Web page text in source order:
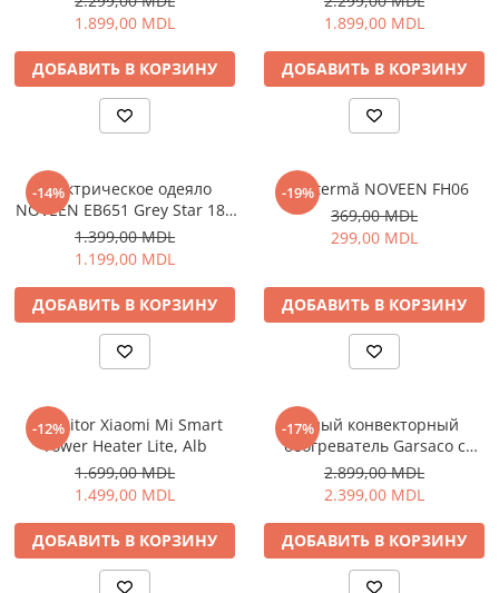
Нагреватели воды
Обогреватели
Очистители и увлажнители
Кухонная бытовая техника
Блендеры
Кофеварки
Микроволновые печи
Тостеры
Хлебопечки
Электрические печи
Электрогрили
Личный уход
Машинки для стрижки
Напольные весы
Плойки и утюжки
Фен щетки для волос
Фены для волос
1.899,00 MDL
ДОБАВИТЬ В КОРЗИНУ
1.899,00 MDL
ДОБАВИТЬ В КОРЗИНУ
-14%
Электрическое одеяло
NOVEEN EB651 Grey Star 180
x 130 cm
1.399,00 MDL
1.199,00 MDL
ДОБАВИТЬ В КОРЗИНУ
-19%
Aerotermă NOVEEN FH06
369,00 MDL
299,00 MDL
ДОБАВИТЬ В КОРЗИНУ
-12%
Incalzitor Xiaomi Mi Smart
Tower Heater Lite, Alb
1.699,00 MDL
1.499,00 MDL
ДОБАВИТЬ В КОРЗИНУ
-17%
Умный конвекторный
обогреватель Garsaco с
Алексой, 1500 Вт, Белый
2.899,00 MDL
2.399,00 MDL
ДОБАВИТЬ В КОРЗИНУ